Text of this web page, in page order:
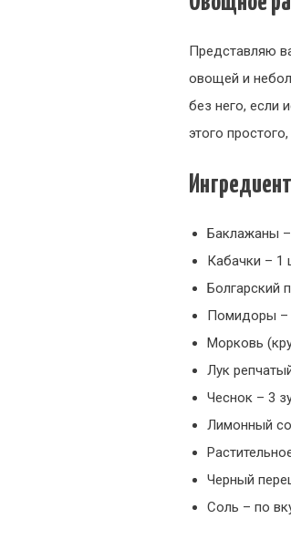
Представляю
овощей и
без него, если
этого
Баклажаны –
Кабачки – 1
Болгарский
Помидоры –
Морковь
Лук
Чеснок – 3
Лимонный
Черный
Соль – по